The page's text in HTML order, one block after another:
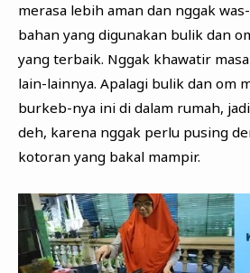
merasa lebih aman dan nggak
bahan yang digunakan bulik dan
yang terbaik. Nggak khawatir
lain-lainnya. Apalagi bulik dan om
burkeb-nya ini di dalam rumah,
deh, karena nggak perlu pusing
kotoran yang bakal mampir.